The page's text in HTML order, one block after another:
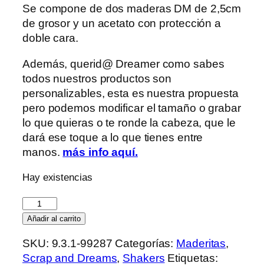
Se compone de dos maderas DM de 2,5cm
de grosor y un acetato con protección a
doble cara.
Además, querid@ Dreamer como sabes
todos nuestros productos son
personalizables, esta es nuestra propuesta
pero podemos modificar el tamaño o grabar
lo que quieras o te ronde la cabeza, que le
dará ese toque a lo que tienes entre
manos. más info aquí.
Hay existencias
Violoncello
cantidad
Añadir al carrito
SKU: 9.3.1-99287 Categorías: Maderitas,
Scrap and Dreams, Shakers Etiquetas: